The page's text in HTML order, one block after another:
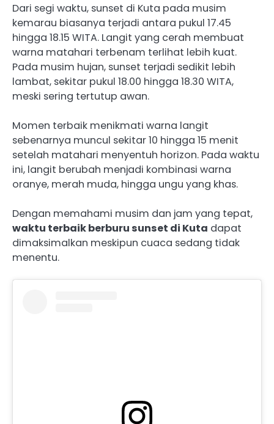
Dari segi waktu, sunset di Kuta pada musim
kemarau biasanya terjadi antara pukul 17.45
hingga 18.15 WITA. Langit yang cerah membuat
warna matahari terbenam terlihat lebih kuat.
Pada musim hujan, sunset terjadi sedikit lebih
lambat, sekitar pukul 18.00 hingga 18.30 WITA,
meski sering tertutup awan.
Momen terbaik menikmati warna langit
sebenarnya muncul sekitar 10 hingga 15 menit
setelah matahari menyentuh horizon. Pada waktu
ini, langit berubah menjadi kombinasi warna
oranye, merah muda, hingga ungu yang khas.
Dengan memahami musim dan jam yang tepat,
waktu terbaik berburu sunset di Kuta dapat
dimaksimalkan meskipun cuaca sedang tidak
menentu.